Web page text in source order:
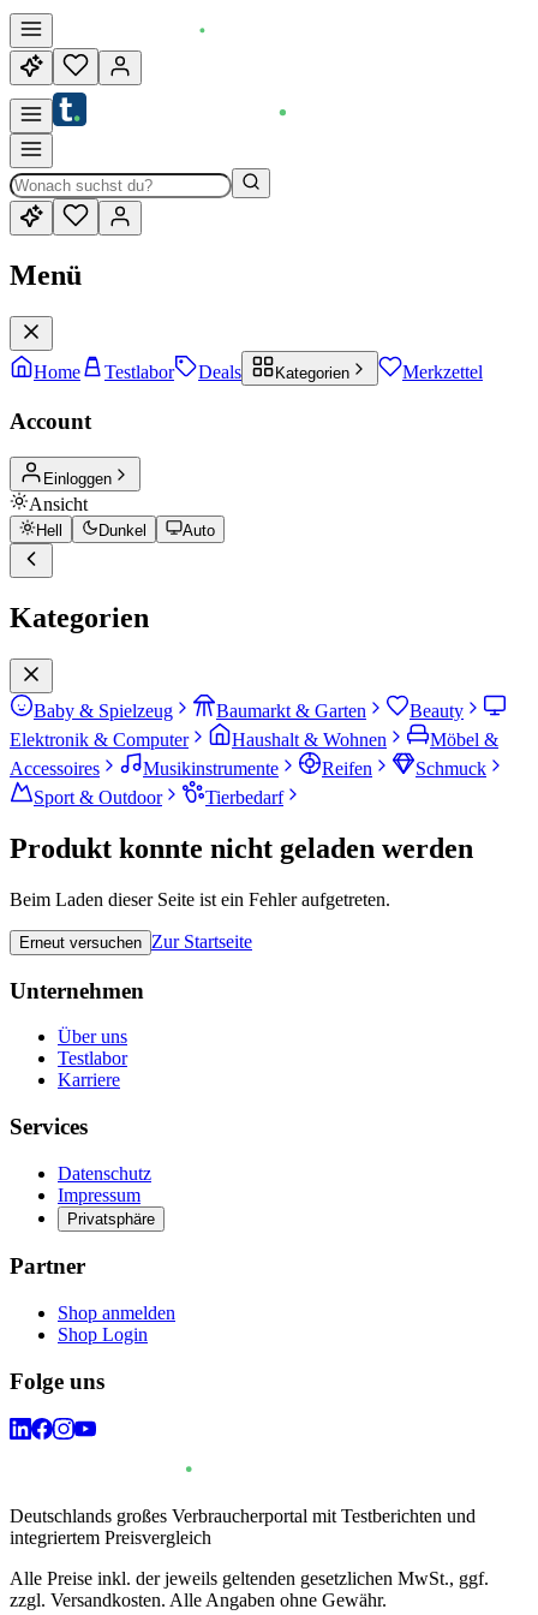
Menü
Home Testlabor Deals Kategorien Merkzettel
Account
Einloggen
Ansicht
Hell Dunkel Auto
Kategorien
Baby & Spielzeug Baumarkt & Garten
Beauty
Elektronik & Computer
Haushalt & Wohnen
Möbel &
Accessoires
Musikinstrumente Reifen
Schmuck
Sport & Outdoor
Tierbedarf
Produkt konnte nicht geladen werden
Beim Laden dieser Seite ist ein Fehler aufgetreten.
Erneut versuchen Zur Startseite
Unternehmen
Über uns
Testlabor
Karriere
Services
Datenschutz
Impressum
Privatsphäre
Partner
Shop anmelden
Shop Login
Folge uns
Deutschlands großes Verbraucherportal mit Testberichten und
integriertem Preisvergleich
Alle Preise inkl. der jeweils geltenden gesetzlichen MwSt., ggf.
zzgl. Versandkosten. Alle Angaben ohne Gewähr.